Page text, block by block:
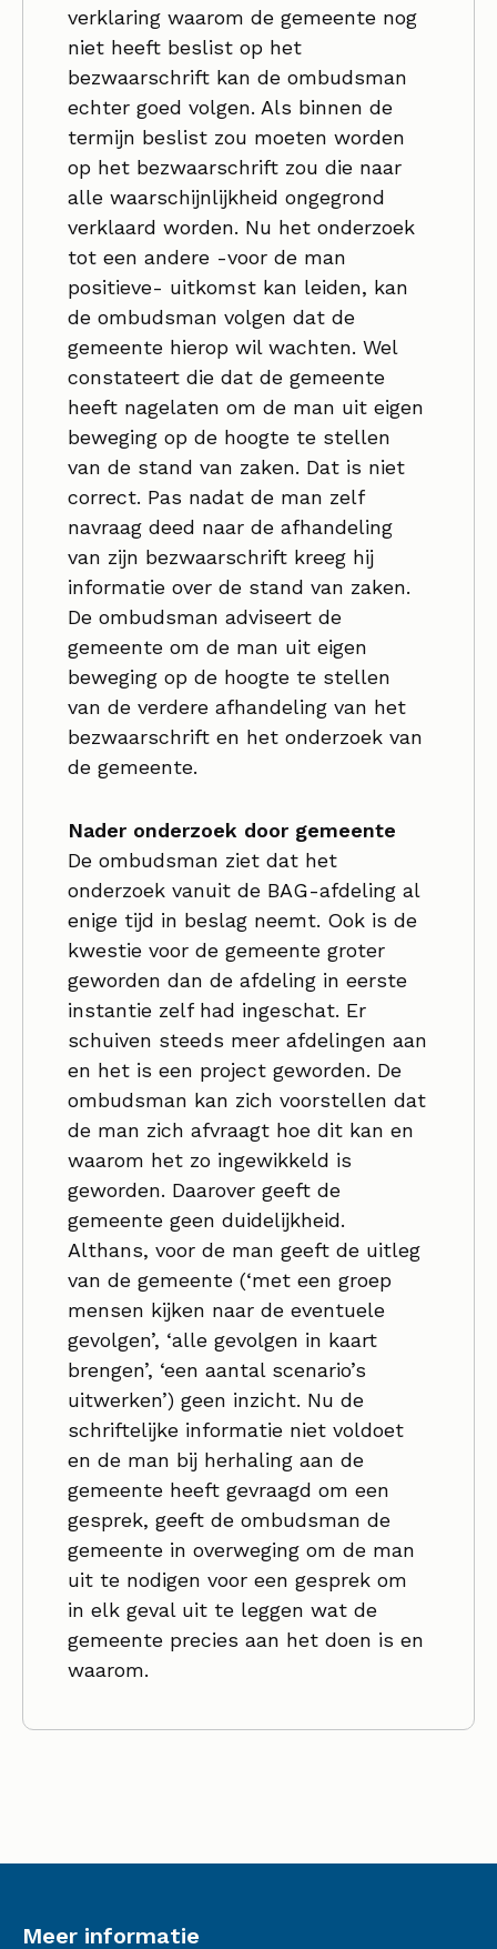
verklaring waarom de gemeente nog
niet heeft beslist op het
bezwaarschrift kan de ombudsman
echter goed volgen. Als binnen de
termijn beslist zou moeten worden
op het bezwaarschrift zou die naar
alle waarschijnlijkheid ongegrond
verklaard worden. Nu het onderzoek
tot een andere -voor de man
positieve- uitkomst kan leiden, kan
de ombudsman volgen dat de
gemeente hierop wil wachten. Wel
constateert die dat de gemeente
heeft nagelaten om de man uit eigen
beweging op de hoogte te stellen
van de stand van zaken. Dat is niet
correct. Pas nadat de man zelf
navraag deed naar de afhandeling
van zijn bezwaarschrift kreeg hij
informatie over de stand van zaken.
De ombudsman adviseert de
gemeente om de man uit eigen
beweging op de hoogte te stellen
van de verdere afhandeling van het
bezwaarschrift en het onderzoek van
de gemeente.
Nader onderzoek door gemeente
De ombudsman ziet dat het
onderzoek vanuit de BAG-afdeling al
enige tijd in beslag neemt. Ook is de
kwestie voor de gemeente groter
geworden dan de afdeling in eerste
instantie zelf had ingeschat. Er
schuiven steeds meer afdelingen aan
en het is een project geworden. De
ombudsman kan zich voorstellen dat
de man zich afvraagt hoe dit kan en
waarom het zo ingewikkeld is
geworden. Daarover geeft de
gemeente geen duidelijkheid.
Althans, voor de man geeft de uitleg
van de gemeente (‘met een groep
mensen kijken naar de eventuele
gevolgen’, ‘alle gevolgen in kaart
brengen’, ‘een aantal scenario’s
uitwerken’) geen inzicht. Nu de
schriftelijke informatie niet voldoet
en de man bij herhaling aan de
gemeente heeft gevraagd om een
gesprek, geeft de ombudsman de
gemeente in overweging om de man
uit te nodigen voor een gesprek om
in elk geval uit te leggen wat de
gemeente precies aan het doen is en
waarom.
Meer informatie